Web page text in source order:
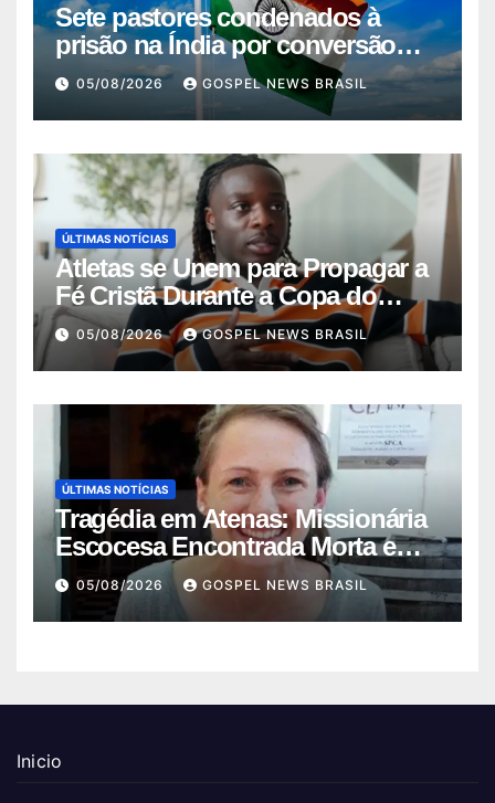
Sete pastores condenados à
prisão na Índia por conversão
força…
05/08/2026 GOSPEL NEWS BRASIL
ÚLTIMAS NOTÍCIAS
Atletas se Unem para Propagar a
Fé Cristã Durante a Copa do
Mundo
05/08/2026 GOSPEL NEWS BRASIL
ÚLTIMAS NOTÍCIAS
Tragédia em Atenas: Missionária
Escocesa Encontrada Morta em
Mala
05/08/2026 GOSPEL NEWS BRASIL
Inicio